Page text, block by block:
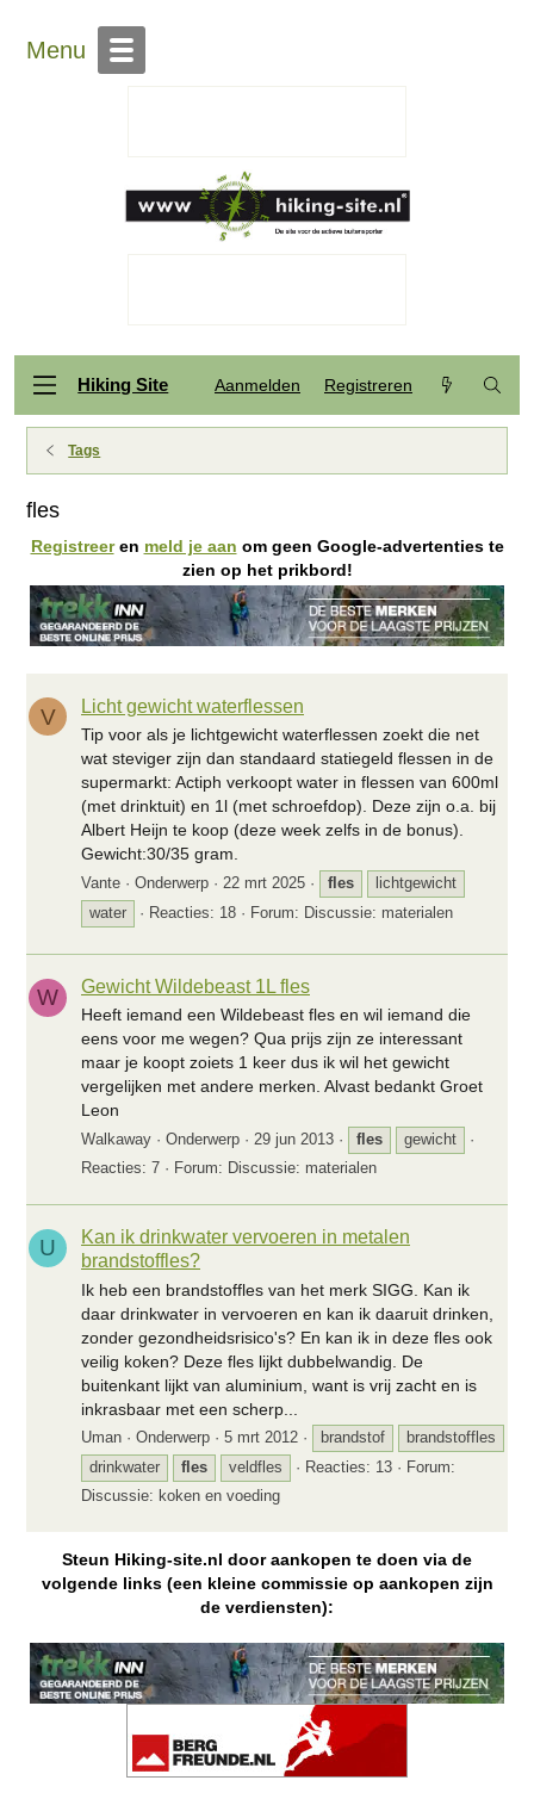
Menu
Hiking Site Aanmelden Registreren
Tags
fles
Registreeren meld je aan om geen Google-advertenties te
zien op het prikbord!
V Licht gewicht waterflessen
Tip voor als je lichtgewicht waterflessen zoekt die net
wat steviger zijn dan standaard statiegeld flessen in de
supermarkt: Actiph verkoopt water in flessen van 600ml
(met drinktuit) en 1l (met schroefdop). Deze zijn o.a. bij
Albert Heijn te koop (deze week zelfs in de bonus).
Gewicht:30/35 gram.
Vante Onderwerp 22 mrt 2025 fles
lichtgewicht
water
Reacties: 18 Forum: Discussie: materialen
W Gewicht Wildebeast 1L fles
Heeft iemand een Wildebeast fles en wil iemand die
eens voor me wegen? Qua prijs zijn ze interessant
maar je koopt zoiets 1 keer dus ik wil het gewicht
vergelijken met andere merken. Alvast bedankt Groet
Leon
Walkaway Onderwerp 29 jun 2013 fles
gewicht
Reacties: 7
Forum: Discussie: materialen
U
Kan ik drinkwater vervoeren in metalen
brandstoffles?
Ik heb een brandstoffles van het merk SIGG. Kan ik
daar drinkwater in vervoeren en kan ik daaruit drinken,
zonder gezondheidsrisico's? En kan ik in deze fles ook
veilig koken? Deze fles lijkt dubbelwandig. De
buitenkant lijkt van aluminium, want is vrij zacht en is
inkrasbaar met een scherp...
Uman Onderwerp 5 mrt 2012 brandstof
brandstoffles
drinkwater
fles veldfles Reacties: 13
Forum:
Discussie: koken en voeding
Steun Hiking-site.nl door aankopen te doen via de
volgende links (een kleine commissie op aankopen zijn
de verdiensten):